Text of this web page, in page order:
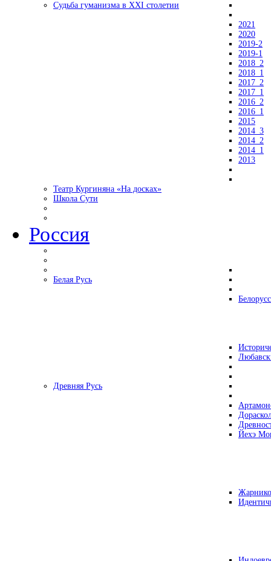
Судьба гуманизма в XXI столетии
2021
2020
2019-2
2019-1
2018_2
2018_1
2017_2
2017_1
2016_2
2016_1
2015
2014_3
2014_2
2014_1
2013
Театр Кургиняна «На досках»
Школа Сути
Россия
Белая Русь
Древняя Русь
Йехэ